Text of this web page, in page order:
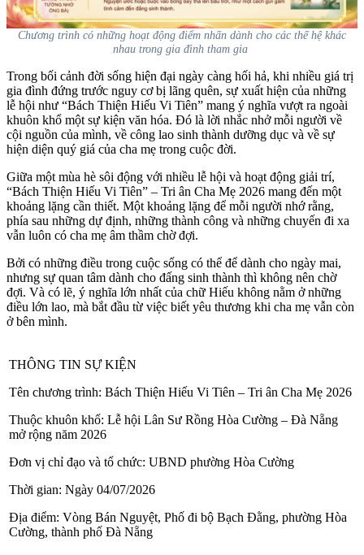
Chương trình có những hoạt động điểm nhấn dành cho các thế hệ khác
nhau trong gia đình tham gia
Trong bối cảnh đời sống hiện đại ngày càng hối hả, khi nhiều giá trị
gia đình đứng trước nguy cơ bị lãng quên, sự xuất hiện của những
lễ hội như “Bách Thiện Hiếu Vi Tiên” mang ý nghĩa vượt ra ngoài
khuôn khổ một sự kiện văn hóa. Đó là lời nhắc nhở mỗi người về
cội nguồn của mình, về công lao sinh thành dưỡng dục và về sự
hiện diện quý giá của cha mẹ trong cuộc đời.
Giữa một mùa hè sôi động với nhiều lễ hội và hoạt động giải trí,
“Bách Thiện Hiếu Vi Tiên” – Tri ân Cha Mẹ 2026 mang đến một
khoảng lặng cần thiết. Một khoảng lặng để mỗi người nhớ rằng,
phía sau những dự định, những thành công và những chuyến đi xa
vẫn luôn có cha mẹ âm thầm chờ đợi.
Bởi có những điều trong cuộc sống có thể để dành cho ngày mai,
nhưng sự quan tâm dành cho đấng sinh thành thì không nên chờ
đợi. Và có lẽ, ý nghĩa lớn nhất của chữ Hiếu không nằm ở những
điều lớn lao, mà bắt đầu từ việc biết yêu thương khi cha mẹ vẫn còn
ở bên mình.
THÔNG TIN SỰ KIỆN
Tên chương trình: Bách Thiện Hiếu Vi Tiên – Tri ân Cha Mẹ 2026
Thuộc khuôn khổ: Lễ hội Lân Sư Rồng Hòa Cường – Đà Nẵng
mở rộng năm 2026
Đơn vị chỉ đạo và tổ chức: UBND phường Hòa Cường
Thời gian: Ngày 04/07/2026
Địa điểm: Vòng Bán Nguyệt, Phố đi bộ Bạch Đằng, phường Hòa
Cường, thành phố Đà Nẵng